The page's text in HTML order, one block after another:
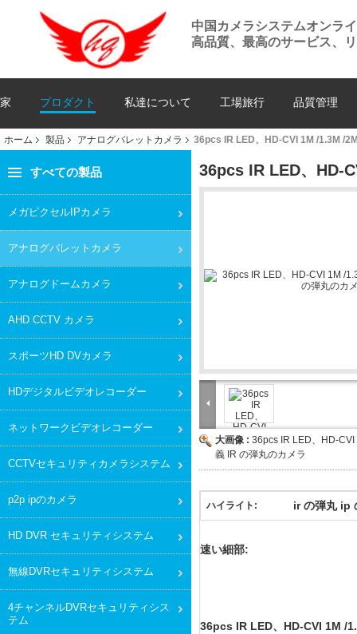
中国カメラシステムオンラ
高品質、最高のサービス、
家 プロダクト 私達について 工場旅行 品質管理
ホーム 製品 アナログバレットカメラ 36pcs IR LED、HD-CVI 1M /1.3M /
すべての製品
メガピクセルIPカメラ
アナログバレットカメラ
アナログドームカメラ
AHD CCTV カメラ
スポーツHD DVカメラ
HDデジタルビデオレコーダー
ネットワークビデオレコーダー
CCTVセキュリティカメラシステム
p2p ipのカメラ
HD DVR セキュリティシステム
無線DVRセキュリティシステム
4チャンネルDVRセキュリティシス
テム
36pcs IR LED、HD-
大画像 : 36pcs IR LED、HD-
義 IR の弾丸のカメラ
ハイライト: ir の弾丸 ip
速い細部:
36pcs IR LED、HD-CVI 1M /